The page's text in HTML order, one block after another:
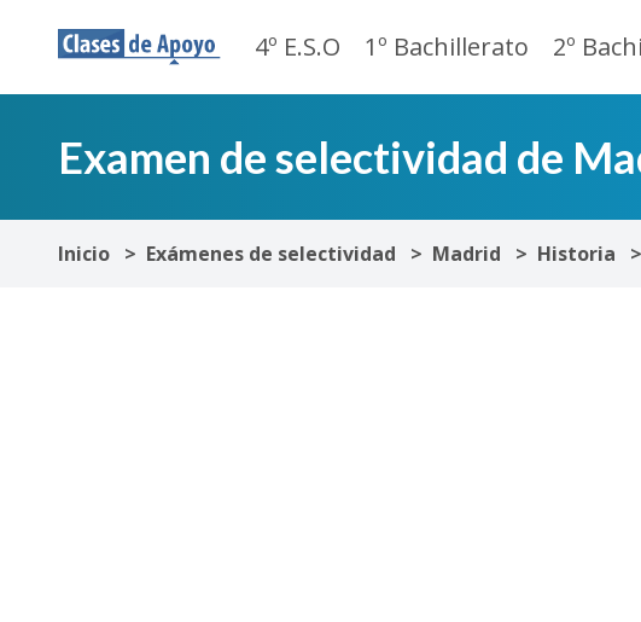
4º E.S.O 1º Bachillerato 2º
Examen de selectividad de
Inicio Exámenes de selectividad Madrid Historia